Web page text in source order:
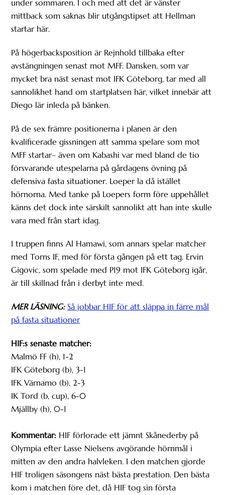
under sommaren. I och med att det är vänster
mittback som saknas blir utgångstipset att Hellman
startar här.
På högerbacksposition är Rejnhold tillbaka efter
avstängningen senast mot MFF. Dansken, som var
mycket bra näst senast mot IFK Göteborg, tar med all
sannolikhet hand om startplatsen här, vilket innebär att
Diego lär inleda på bänken.
På de sex främre positionerna i planen är den
kvalificerade gissningen att samma spelare som mot
MFF startar– även om Kabashi var med bland de tio
försvarande utespelarna på gårdagens övning på
defensiva fasta situationer. Loeper la då istället
hörnorna. Med tanke på Loepers form före uppehållet
känns det dock inte särskilt sannolikt att han inte skulle
vara med från start idag.
I truppen finns Al Hamawi, som annars spelar matcher
med Torns IF, med för första gången på ett tag. Ervin
Gigovic, som spelade med P19 mot IFK Göteborg igår,
är till skillnad från i derbyt inte med.
MER LÄSNING: Så jobbar HIF för att släppa in färre mål
på fasta situationer
HIF:s senaste matcher:
Malmö FF (h), 1-2
IFK Göteborg (b), 3-1
IFK Värnamo (b), 2-3
IK Tord (b, cup), 6-0
Mjällby (h), 0-1
Kommentar: HIF förlorade ett jämnt Skånederby på
Olympia efter Lasse Nielsens avgörande hörnmål i
mitten av den andra halvleken. I den matchen gjorde
HIF troligen säsongens näst bästa prestation. Den bästa
kom i matchen före det, då HIF tog sin första